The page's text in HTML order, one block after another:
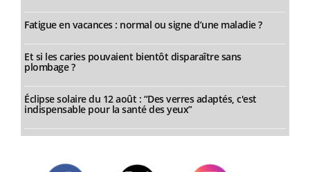
Fatigue en vacances : normal ou signe d’une maladie ?
Et si les caries pouvaient bientôt disparaître sans
plombage ?
Éclipse solaire du 12 août : “Des verres adaptés, c'est
indispensable pour la santé des yeux”